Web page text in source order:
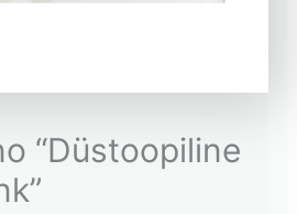
“Düstoopiline